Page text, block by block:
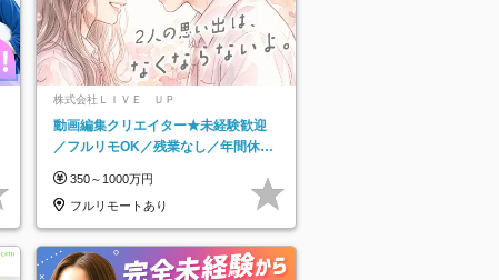
株式会社ＬＩＶＥ ＵＰ
動画編集クリエイター★未経験歓迎
／フルリモOK／残業なし／年間休日
実で安心
350～1000万円
フルリモートあり